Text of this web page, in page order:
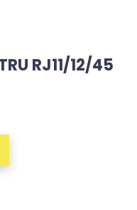
RJ11/12/45